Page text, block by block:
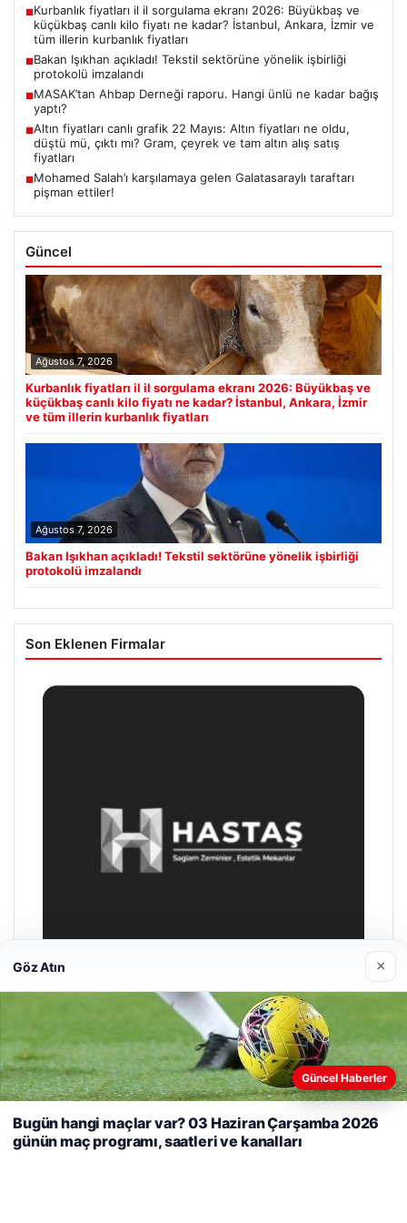
■Kurbanlık fiyatları il il sorgulama ekranı 2026: Büyükbaş ve
küçükbaş canlı kilo fiyatı ne kadar? İstanbul, Ankara, İzmir ve
tüm illerin kurbanlık fiyatları
■Bakan Işıkhan açıkladı! Tekstil sektörüne yönelik işbirliği
protokolü imzalandı
■MASAK’tan Ahbap Derneği raporu. Hangi ünlü ne kadar bağış
yaptı?
■Altın fiyatları canlı grafik 22 Mayıs: Altın fiyatları ne oldu,
düştü mü, çıktı mı? Gram, çeyrek ve tam altın alış satış
fiyatları
■Mohamed Salah’ı karşılamaya gelen Galatasaraylı taraftarı
pişman ettiler!
Güncel
Ağustos 7, 2026
Kurbanlık fiyatları il il sorgulama ekranı 2026: Büyükbaş ve
küçükbaş canlı kilo fiyatı ne kadar? İstanbul, Ankara, İzmir
ve tüm illerin kurbanlık fiyatları
Ağustos 7, 2026
Bakan Işıkhan açıkladı! Tekstil sektörüne yönelik işbirliği
protokolü imzalandı
Son Eklenen Firmalar
Prenses Night Club
Nisan 29, 2026
Web sitemizi nasıl kullandığınızı daha iyi anlayabilmek,
deneyiminizi kişiselleştirmek ve geliştirmek amacıyla çerezler
kullanıyoruz.
Çerez Politikamız
Reddet Kabul Et
Göz Atın ×
Güncel Haberler
Bugün hangi maçlar var? 03 Haziran Çarşamba 2026
günün maç programı, saatleri ve kanalları